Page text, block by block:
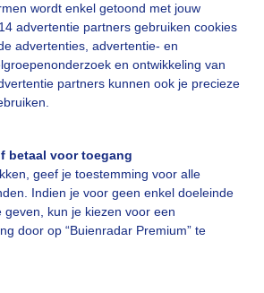
wordt enkel getoond met jouw
advertentie partners gebruiken cookies
advertenties, advertentie- en
en ontwikkeling van
partners kunnen ook je precieze
betaal voor toegang
geef je toestemming voor alle
Indien je voor geen enkel doeleinde
kun je kiezen voor een
door op “Buienradar Premium” te